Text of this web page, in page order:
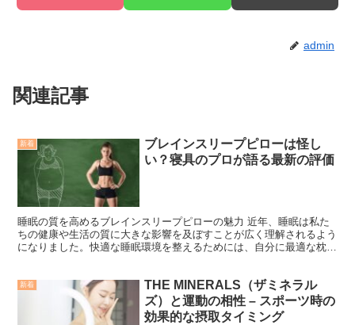
admin
関連記事
新着
ブレインスリープピローは怪し
い？寝具のプロが語る最新の評価
睡眠の質を高めるブレインスリープピローの魅力 近年、睡眠は私た
ちの健康や生活の質に大きな影響を及ぼすことが広く理解されるよう
になりました。快適な睡眠環境を整えるためには、自分に最適な枕を
新着
THE MINERALS（ザミネラル
ズ）と運動の相性 – スポーツ時の
効果的な摂取タイミング